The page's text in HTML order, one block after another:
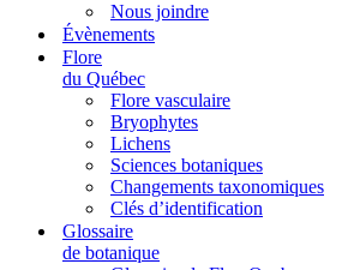
Nous joindre
Évènements
Flore
du Québec
Flore vasculaire
Bryophytes
Lichens
Sciences botaniques
Changements taxonomiques
Clés d’identification
Glossaire
de botanique